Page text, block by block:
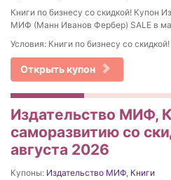
Книги по бизнесу со скидкой! Купон
МИФ (Манн Иванов Фербер) SALE в
Условия: Книги по бизнесу со скидкой!
Открыть купон
Издательство МИФ,
саморазвитию со
августа 2026
Купоны: Издательство МИФ, Книги